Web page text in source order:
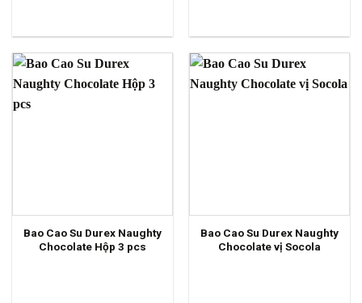
Bao Cao Su Durex Naughty
Chocolate Hộp 3 pcs
Bao Cao Su Durex Naughty
Chocolate vị Socola